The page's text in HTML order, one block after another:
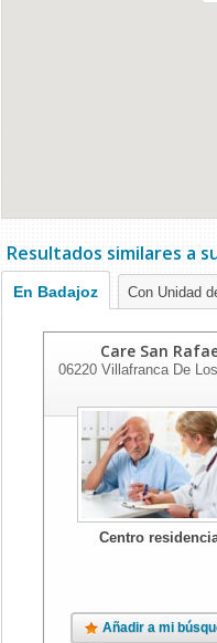
Resultados similares a
En Badajoz Con Unidad
Care San
06220 Villafranca De
Centro
Añadir a mi